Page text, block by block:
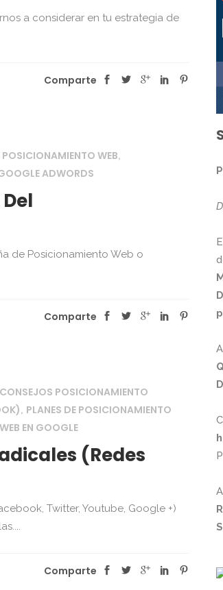
a considerar en tu estrategia de
Comparte
POSICIONAMIENTO WEB,
ADWORDS
de Posicionamiento Web o
Comparte
CONSEJOS POSICIONAMIENTO
, PLANES DE POSICIONAMIENTO
EN GOOGLE
(Redes
Twitter, Youtube, Google +)
Comparte